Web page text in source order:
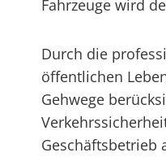
Fahrzeuge wird
Durch die
öffentlichen
Gehwege
Geschäftsbetrieb